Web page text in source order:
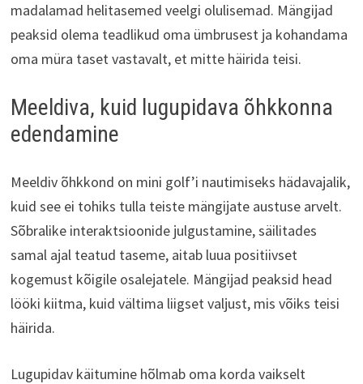
madalamad helitasemed veelgi olulisemad. Mängijad
peaksid olema teadlikud oma ümbrusest ja kohandama
oma müra taset vastavalt, et mitte häirida teisi.
Meeldiva, kuid lugupidava õhkkonna
edendamine
Meeldiv õhkkond on mini golf’i nautimiseks hädavajalik,
kuid see ei tohiks tulla teiste mängijate austuse arvelt.
Sõbralike interaktsioonide julgustamine, säilitades
samal ajal teatud taseme, aitab luua positiivset
kogemust kõigile osalejatele. Mängijad peaksid head
lööki kiitma, kuid vältima liigset valjust, mis võiks teisi
häirida.
Lugupidav käitumine hõlmab oma korda vaikselt